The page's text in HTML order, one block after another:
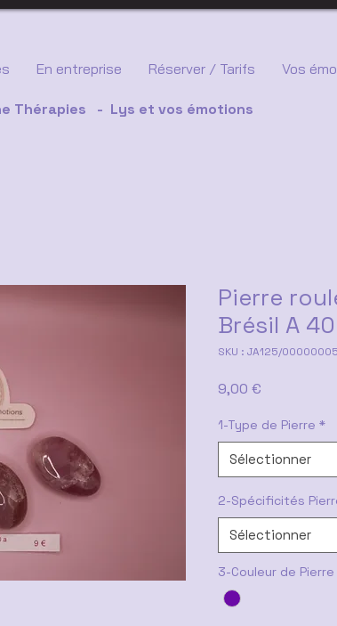
Thérapies - Lys et vos émotions
En entreprise Réserver / Tarifs Vos
Pierre
Brésil A
SKU : JA125/
9,00 €
1-Type de Pierre *
Sélectionner
2-Spécificités
Sélectionner
3-Couleur de Pierre